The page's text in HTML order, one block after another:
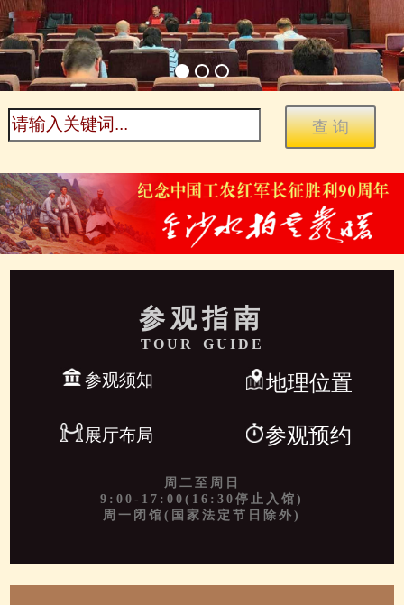
参观指南
TOUR GUIDE
参观须知 地理位置
展厅布局 参观预约
周二至周日
9:00-17:00(16:30停止入馆)
周一闭馆(国家法定节日除外)